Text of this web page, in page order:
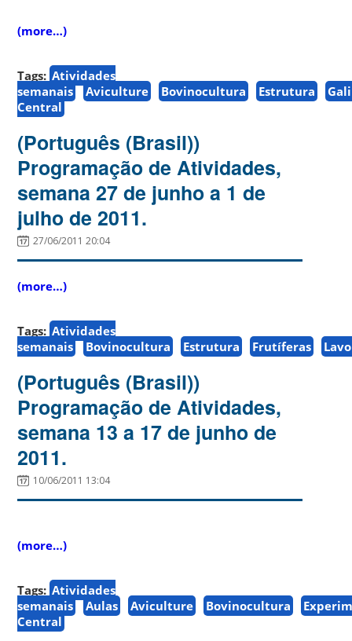
(more…)
Tags: Atividades
semanais
Aviculture Bovinocultura Estrutura
Central
(Português (Brasil))
Programação de Atividades,
semana 27 de junho a 1 de
julho de 2011.
27/06/2011 20:04
(more…)
Tags: Atividades
semanais
Bovinocultura Estrutura Frutíferas
(Português (Brasil))
Programação de Atividades,
semana 13 a 17 de junho de
2011.
10/06/2011 13:04
(more…)
Tags: Atividades
semanais
Aulas Aviculture Bovinocultura
Central